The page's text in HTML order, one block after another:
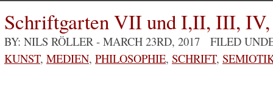
Schriftgarten VII und I,II, III,
BY: NILS RÖLLER - MARCH 23RD, 2017 FILED
KUNST, MEDIEN, PHILOSOPHIE, SCHRIFT,